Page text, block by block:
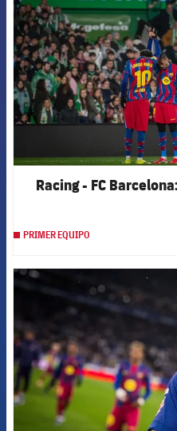
Racing - FC
PRIMER EQUIPO